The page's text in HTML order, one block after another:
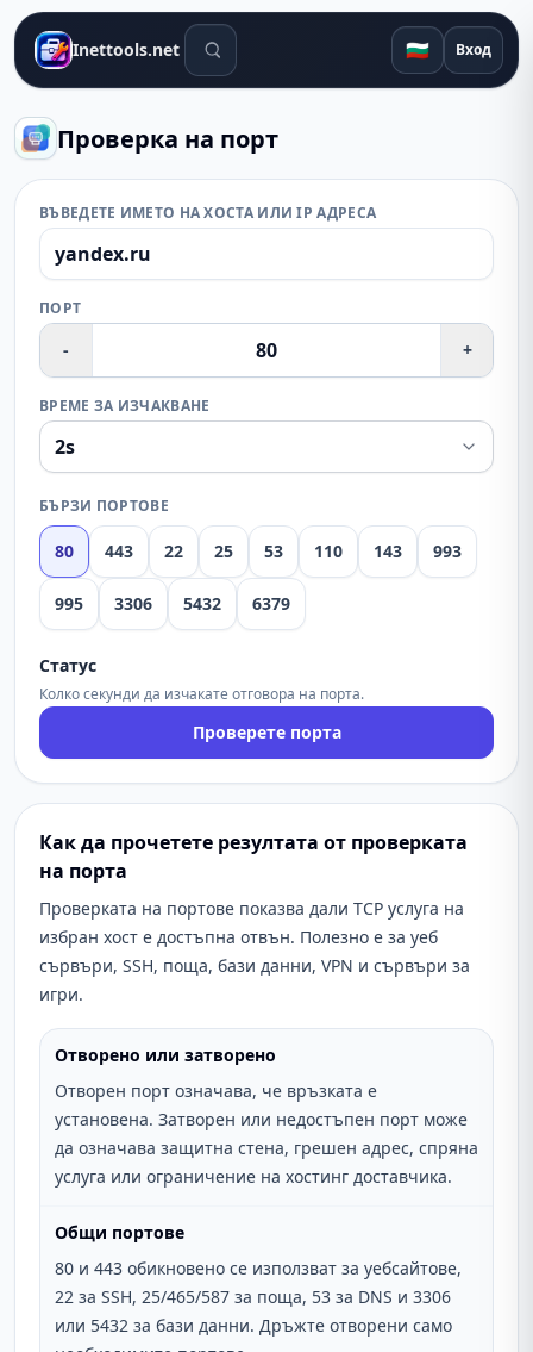
Inettools.net Инструменти за търсене🇧🇬 Вход
Проверка на порт
ВЪВЕДЕТЕ ИМЕТО НА ХОСТА ИЛИ IP АДРЕСА
ПОРТ
- +
ВРЕМЕ ЗА ИЗЧАКВАНЕ
БЪРЗИ ПОРТОВЕ
80 443 22 25 53 110 143 993
995 3306 5432 6379
Статус
Колко секунди да изчакате отговора на порта.
Проверете порта
Как да прочетете резултата от проверката
на порта
Проверката на портове показва дали TCP услуга на
избран хост е достъпна отвън. Полезно е за уеб
сървъри, SSH, поща, бази данни, VPN и сървъри за
игри.
Отворено или затворено
Отворен порт означава, че връзката е
установена. Затворен или недостъпен порт може
да означава защитна стена, грешен адрес, спряна
услуга или ограничение на хостинг доставчика.
Общи портове
80 и 443 обикновено се използват за уебсайтове,
22 за SSH, 25/465/587 за поща, 53 за DNS и 3306
или 5432 за бази данни. Дръжте отворени само